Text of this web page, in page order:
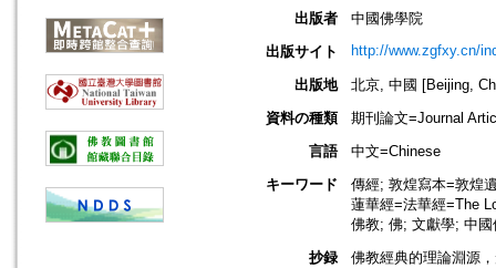
出版者
中國佛學院
出版サイト
http://www.zgfxy.cn/
出版地
北京, 中國 [Beijing,
資料の種類
期刊論文=Journal
言語
中文=Chinese
キーワード
傳經; 敦煌寫本=敦煌
蓮華經=法華經=The
佛教; 佛; 文獻學; 中
抄録
佛教經典的理論淵源